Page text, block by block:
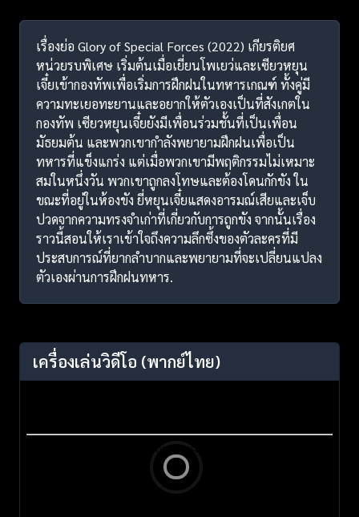
เรื่องย่อ Glory of Special Forces (2022) เกียรติยศ
หน่วยรบพิเศษ เริ่มต้นเมื่อเยี่ยนโพเยว่และเซียวหยุน
เจี๋ยเข้ากองทัพเพื่อเริ่มการฝึกฝนในทหารเกณฑ์ ทั้งคู่มี
ความทะเยอทะยานและอยากให้ตัวเองเป็นที่สังเกตใน
กองทัพ เซียวหยุนเจี๋ยยังมีเพื่อนร่วมชั้นที่เป็นเพื่อน
มัธยมต้น และพวกเขากำลังพยายามฝึกฝนเพื่อเป็น
ทหารที่แข็งแกร่ง แต่เมื่อพวกเขามีพฤติกรรมไม่เหมาะ
สมในหนึ่งวัน พวกเขาถูกลงโทษและต้องโดนกักขัง ใน
ขณะที่อยู่ในห้องขัง ยี่หยุนเจี๋ยแสดงอารมณ์เสียและเจ็บ
ปวดจากความทรงจำเก่าที่เกี่ยวกับการถูกขัง จากนั้นเรื่อง
ราวนี้สอนให้เราเข้าใจถึงความลึกซึ้งของตัวละครที่มี
ประสบการณ์ที่ยากลำบากและพยายามที่จะเปลี่ยนแปลง
ตัวเองผ่านการฝึกฝนทหาร.
เครื่องเล่นวิดีโอ (พากย์ไทย)